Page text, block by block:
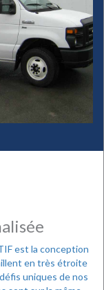
est la conception
en très étroite
uniques de nos